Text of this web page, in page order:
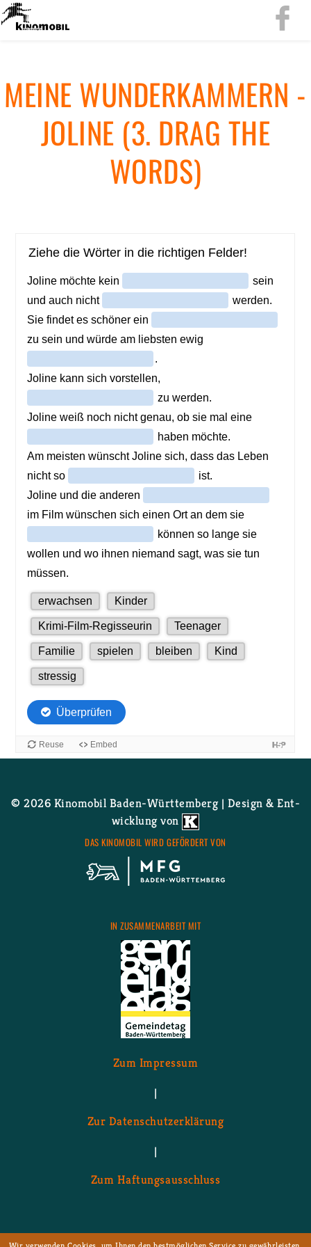
MEINE WUN­DER­KAM­MERN -
JO­LI­NE (3. DRAG THE
WORDS)
© 2026 Ki­no­mo­bil Ba­den-Würt­tem­berg | De­sign & Ent­
wick­lung von
DAS KI­NO­MO­BIL WIRD GE­FÖR­DERT VON
IN ZU­SAM­MEN­AR­BEIT MIT
Zum Im­pres­sum
|
Zur Da­ten­schutz­er­klä­rung
|
Zum Haf­tungs­aus­schluss